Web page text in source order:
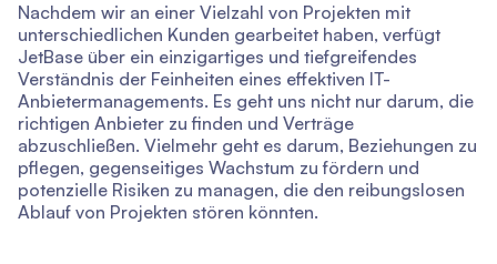
Nachdem wir an einer Vielzahl von Projekten mit
unterschiedlichen Kunden gearbeitet haben, verfügt
JetBase über ein einzigartiges und tiefgreifendes
Verständnis der Feinheiten eines effektiven IT-
Anbietermanagements. Es geht uns nicht nur darum, die
richtigen Anbieter zu finden und Verträge
abzuschließen. Vielmehr geht es darum, Beziehungen zu
pflegen, gegenseitiges Wachstum zu fördern und
potenzielle Risiken zu managen, die den reibungslosen
Ablauf von Projekten stören könnten.